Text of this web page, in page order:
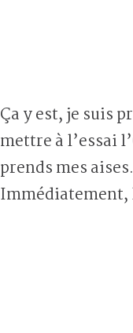
Ça y est, je suis
mettre à l’essai
prends mes
Immédiatement,